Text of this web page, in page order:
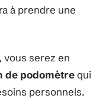
à prendre une
vous serez en
de podomètrequi
personnels.